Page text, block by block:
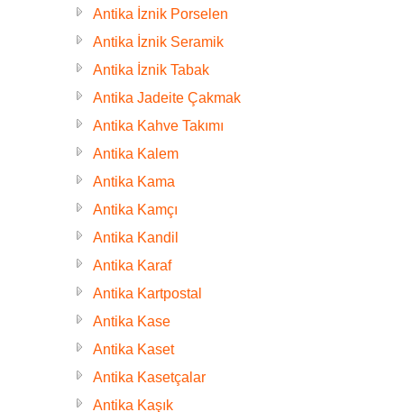
Antika İznik Porselen
Antika İznik Seramik
Antika İznik Tabak
Antika Jadeite Çakmak
Antika Kahve Takımı
Antika Kalem
Antika Kama
Antika Kamçı
Antika Kandil
Antika Karaf
Antika Kartpostal
Antika Kase
Antika Kaset
Antika Kasetçalar
Antika Kaşık